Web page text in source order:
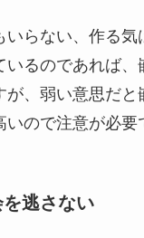
いらない、作る気
いるのであれば、
が、弱い意思だと
ので注意が必要
逃さない